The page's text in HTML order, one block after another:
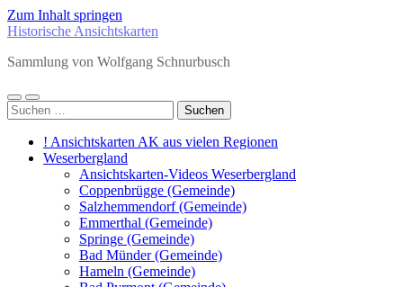
Zum Inhalt springen
Historische Ansichtskarten
Sammlung von Wolfgang Schnurbusch
Mobile-
Menü
Suchfeld
ein-/ausblenden
Suchen
nach:
! Ansichtskarten AK aus vielen Regionen
Weserbergland
Ansichtskarten-Videos Weserbergland
Coppenbrügge (Gemeinde)
Salzhemmendorf (Gemeinde)
Emmerthal (Gemeinde)
Springe (Gemeinde)
Bad Münder (Gemeinde)
Hameln (Gemeinde)